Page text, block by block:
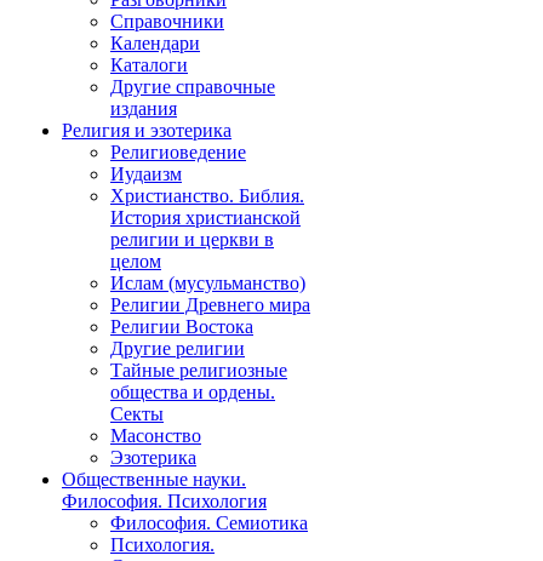
Справочники
Календари
Каталоги
Другие справочные
издания
Религия и эзотерика
Религиоведение
Иудаизм
Христианство. Библия.
История христианской
религии и церкви в
целом
Ислам (мусульманство)
Религии Древнего мира
Религии Востока
Другие религии
Тайные религиозные
общества и ордены.
Секты
Масонство
Эзотерика
Общественные науки.
Философия. Психология
Философия. Семиотика
Психология.